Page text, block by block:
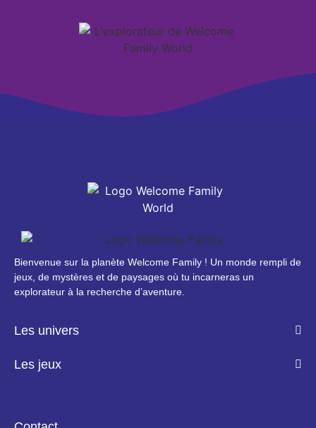
Bienvenue sur la planète Welcome Family ! Un monde rempli de
jeux, de mystères et de paysages où tu incarneras un
explorateur à la recherche d’aventure.
Les univers
Les jeux